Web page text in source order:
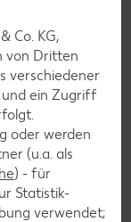
wie den besten
oder
Co. KG,
von Dritten
verschiedener
und ein Zugriff
oder werden
(u.a. als
) - für
Statistik-
verwendet;